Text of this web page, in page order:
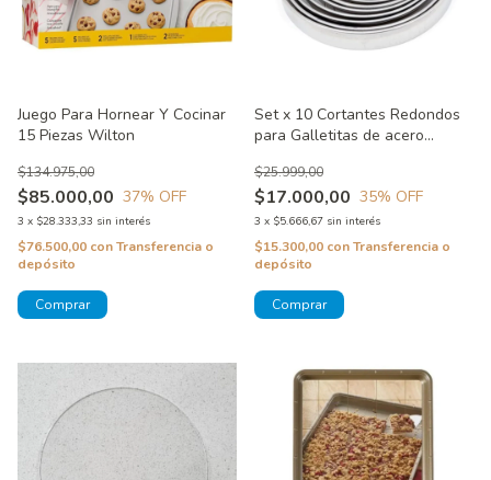
Juego Para Hornear Y Cocinar
15 Piezas Wilton
$85.000,00
$134.975,00
37% OFF
3 x $28.333,33 sin interés
$76.500,00 conTransferencia o
depósito
Set x 10 Cortantes Redondos
para Galletitas de acero
$17.000,00
$25.999,00
35% OFF
3 x $5.666,67 sin interés
$15.300,00 conTransferencia o
depósito